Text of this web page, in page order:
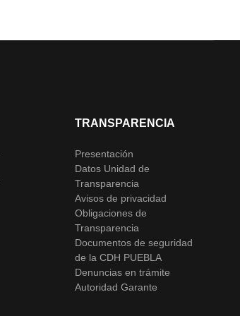
TRANSPARENCIA
Presentación
Datos Unidad de
Transparencia
Avisos de privacidad
Obligaciones de
Transparencia
Documentos de seguridad
de la CDH PUEBLA
Denuncias en trámite
Autoridad Garante